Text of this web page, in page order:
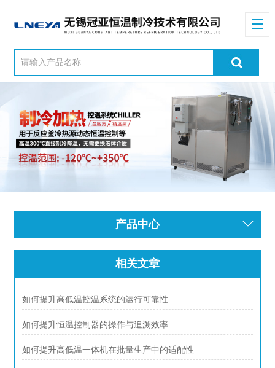
产品中心
相关文章
如何提升高低温控温系统的运行可靠性
如何提升恒温控制器的操作与追溯效率
如何提升高低温一体机在批量生产中的适配性